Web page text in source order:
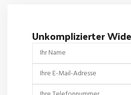
Unkomplizierter